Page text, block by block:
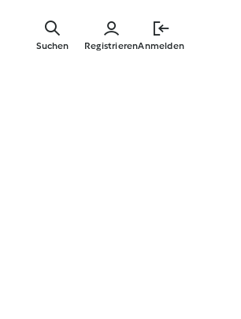
springen
RegistrierenAnmelden
Suchen